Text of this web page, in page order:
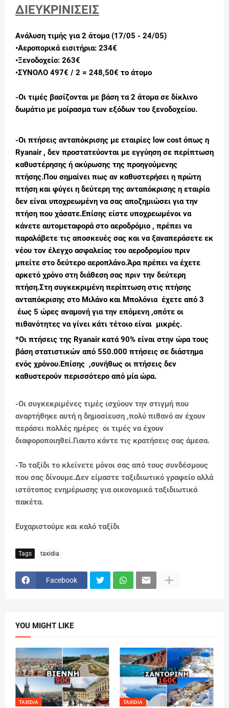
ΔΙΕΥΚΡΙΝΙΣΕΙΣ
Ανάλυση τιμής για 2 άτομα (17/05 - 24/05)
•Αεροπορικά εισιτήρια: 234€
•Ξενοδοχείο: 263€
•ΣΥΝΟΛΟ 497€ / 2 = 248,50€ το άτομο
-Οι τιμές βασίζονται με βάση τα 2 άτομα σε δίκλινο
δωμάτιο με μοίρασμα των εξόδων του ξενοδοχείου.
-Οι πτήσεις ανταπόκρισης με εταιρίες low cost όπως η
Ryanair , δεν προστατεύονται με εγγύηση σε περίπτωση
καθυστέρησης ή ακύρωσης της προηγούμενης
πτήσης.Που σημαίνει πως αν καθυστερήσει η πρώτη
πτήση και φύγει η δεύτερη της ανταπόκρισης η εταιρία
δεν είναι υποχρεωμένη να σας αποζημιώσει για την
πτήση που χάσατε.Επίσης είστε υποχρεωμένοι να
κάνετε αυτομεταφορά στο αεροδρόμιο , πρέπει να
παραλάβετε τις αποσκευές σας και να ξαναπεράσετε εκ
νέου τον έλεγχο ασφαλείας του αεροδρομίου πριν
μπείτε στο δεύτερο αεροπλάνο.Άρα πρέπει να έχετε
αρκετό χρόνο στη διάθεση σας πριν την δεύτερη
πτήση.Στη συγκεκριμένη περίπτωση στις πτήσης
ανταπόκρισης στο Μιλάνο και Μπολόνια έχετε από 3
έως 5 ώρες αναμονή για την επόμενη ,οπότε οι
πιθανότητες να γίνει κάτι τέτοιο είναι μικρές.
*Οι πτήσεις της Ryanair κατά 90% είναι στην ώρα τους
βάση στατιστικών από 550.000 πτήσεις σε διάστημα
ενός χρόνου.Επίσης ,συνήθως οι πτήσεις δεν
καθυστερούν περισσότερο από μία ώρα.
-Οι συγκεκριμένες τιμές ισχύουν την στιγμή που
αναρτήθηκε αυτή η δημοσίευση ,πολύ πιθανό αν έχουν
περάσει πολλές ημέρες οι τιμές να έχουν
διαφοροποιηθεί.Γιαυτο κάντε τις κρατήσεις σας άμεσα.
-Το ταξίδι το κλείνετε μόνοι σας από τους συνδέσμους
που σας δίνουμε.Δεν είμαστε ταξιδιωτικό γραφείο αλλά
ιστότοπος ενημέρωσης για οικονομικά ταξιδιωτικά
πακέτα.
Ευχαριστούμε και καλό ταξίδι
Tags taxidia
Facebook
YOU MIGHT LIKE
TAXIDIA TAXIDIA